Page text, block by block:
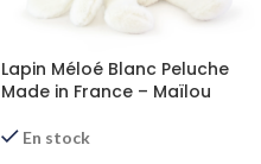
Lapin Méloé Blanc Peluche
Made in France – Maïlou
En stock